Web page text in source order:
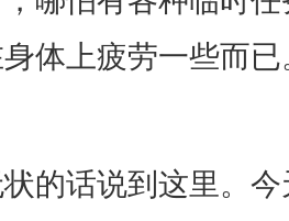
体上疲劳一些而
的话说到这里。